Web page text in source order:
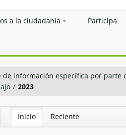
a la ciudadanía Participa
información específica por parte
/ 2023
Inicio Reciente